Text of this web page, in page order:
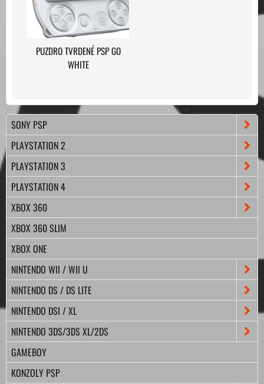
PUZDRO TVRDENÉ PSP GO
WHITE
SONY PSP
PLAYSTATION 2
PLAYSTATION 3
PLAYSTATION 4
XBOX 360
XBOX 360 SLIM
XBOX ONE
NINTENDO WII / WII U
NINTENDO DS / DS LITE
NINTENDO DSI / XL
NINTENDO 3DS/3DS XL/2DS
GAMEBOY
KONZOLY PSP